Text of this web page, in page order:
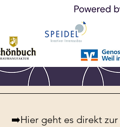
➡️Hier geht es direkt zur